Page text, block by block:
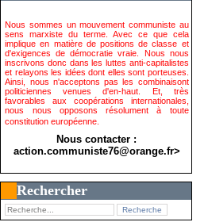
Nous sommes un mouvement communiste au
sens marxiste du terme. Avec ce que cela
implique en matière de positions de classe et
d'exigences de démocratie vraie. Nous nous
inscrivons donc dans les luttes anti-capitalistes
et relayons les idées dont elles sont porteuses.
Ainsi, nous n'acceptons pas les combinaisont
politiciennes venues d'en-haut. Et, très
favorables aux coopérations internationales,
nous nous opposons résolument à toute
constitution européenne.
Nous contacter :
action.communiste76@orange.fr>
Rechercher